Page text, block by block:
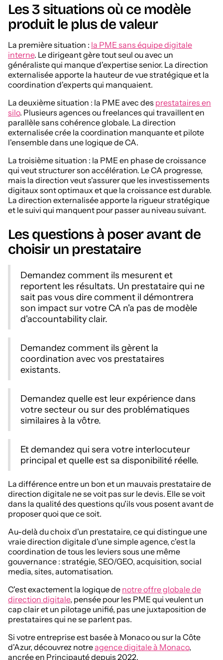
Les 3 situations où ce modèle
produit le plus de valeur
La première situation : la PME sans équipe digitale
interne. Le dirigeant gère tout seul ou avec un
généraliste qui manque d'expertise senior. La direction
externalisée apporte la hauteur de vue stratégique et la
coordination d'experts qui manquaient.
La deuxième situation : la PME avec des prestataires en
silo. Plusieurs agences ou freelances qui travaillent en
parallèle sans cohérence globale. La direction
externalisée crée la coordination manquante et pilote
l'ensemble dans une logique de CA.
La troisième situation : la PME en phase de croissance
qui veut structurer son accélération. Le CA progresse,
mais la direction veut s'assurer que les investissements
digitaux sont optimaux et que la croissance est durable.
La direction externalisée apporte la rigueur stratégique
et le suivi qui manquent pour passer au niveau suivant.
Les questions à poser avant de
choisir un prestataire
Demandez comment ils mesurent et
reportent les résultats. Un prestataire qui ne
sait pas vous dire comment il démontrera
son impact sur votre CA n'a pas de modèle
d'accountability clair.
Demandez comment ils gèrent la
coordination avec vos prestataires
existants.
Demandez quelle est leur expérience dans
votre secteur ou sur des problématiques
similaires à la vôtre.
Et demandez qui sera votre interlocuteur
principal et quelle est sa disponibilité réelle.
La différence entre un bon et un mauvais prestataire de
direction digitale ne se voit pas sur le devis. Elle se voit
dans la qualité des questions qu'ils vous posent avant de
proposer quoi que ce soit.
Au-delà du choix d'un prestataire, ce qui distingue une
vraie direction digitale d'une simple agence, c'est la
coordination de tous les leviers sous une même
gouvernance : stratégie, SEO/GEO, acquisition, social
media, sites, automatisation.
C'est exactement la logique de notre offre globale de
direction digitale, pensée pour les PME qui veulent un
cap clair et un pilotage unifié, pas une juxtaposition de
prestataires qui ne se parlent pas.
Si votre entreprise est basée à Monaco ou sur la Côte
d'Azur, découvrez notreagence digitale à Monaco,
ancrée en Principauté depuis 2022.